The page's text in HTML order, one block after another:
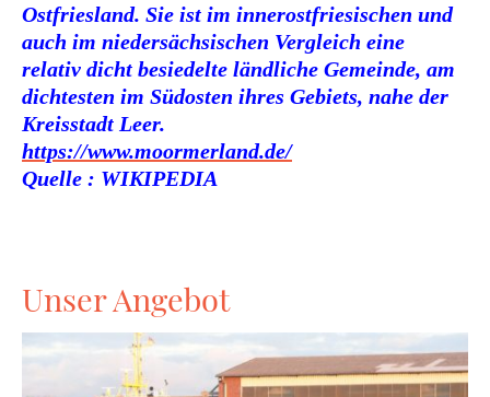
Ostfriesland. Sie ist im innerostfriesischen und
auch im niedersächsischen Vergleich eine
relativ dicht besiedelte ländliche Gemeinde, am
dichtesten im Südosten ihres Gebiets, nahe der
Kreisstadt Leer.
https://www.moormerland.de/
Quelle : WIKIPEDIA
Unser Angebot